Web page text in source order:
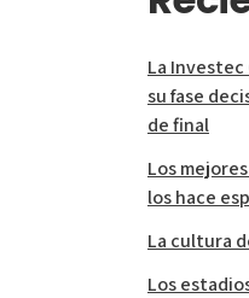
La
su fase
de final
Los
los hace
La cultura
Los